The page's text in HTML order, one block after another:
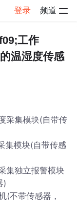
登录 频道
工作
温湿度传感
采集模块(自带传
集模块(自带传感
集独立报警模块
)
(不带传感器，